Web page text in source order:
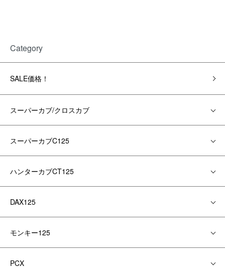
Category
SALE価格！
スーパーカブ/クロスカブ
スーパーカブC125
ハンターカブCT125
DAX125
モンキー125
PCX